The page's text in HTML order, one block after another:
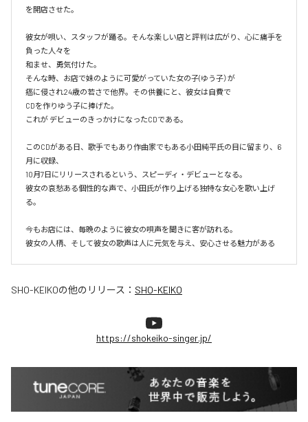
を開店させた。
彼女が唄い、スタッフが踊る。そんな楽しい店と評判は広がり、心に痛手を
負った人々を
和ませ、勇気付けた。
そんな時、お店で妹のように可愛がっていた女の子(ゆう子）が
癌に侵され24歳の若さで他界。その供養にと、彼女は自費で
CDを作りゆう子に捧げた。
これが デビューのきっかけになったCDである。
このCDがある日、歌手でもあり作曲家でもある小田純平氏の目に留まり、6
月に収録、
10月7日にリリースされるという、スピーディ・デビューとなる。
彼女の哀愁ある個性的な声で、小田氏が作り上げる独特な女心を歌い上げ
る。
今もお店には、毎晩のように彼女の唄声を聞きに客が訪れる。
彼女の人柄、そして彼女の歌声は人に元気を与え、安心させる魅力がある
SHO-KEIKOの他のリリース： SHO-KEIKO
https://shokeiko-singer.jp/